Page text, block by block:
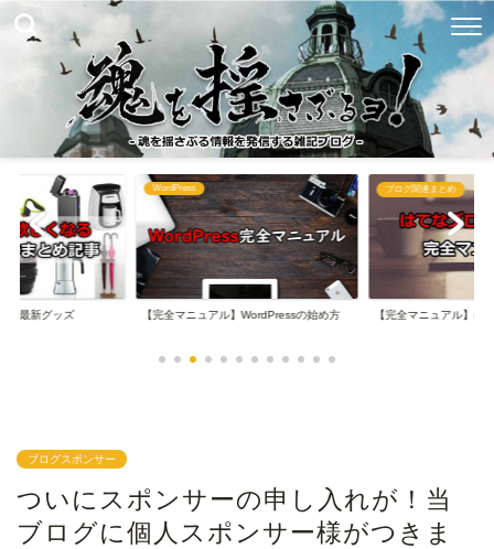
る最新グッズ
WordPress
【完全マニュアル】WordPressの始め方
ブログ関連まとめ
【完全マニュアル】は
ブログスポンサー
ついにスポンサーの申し入れが！当
ブログに個人スポンサー様がつきま